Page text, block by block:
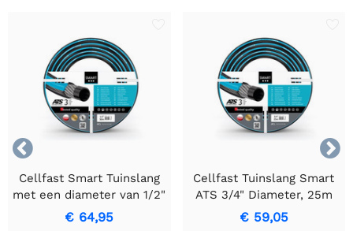


Cellfast Smart Tuinslang
met een diameter van 1/2"
en een lengte van 50m.
€ 64,95
Cellfast Tuinslang Smart
ATS 3/4" Diameter, 25m
slang
€ 59,05